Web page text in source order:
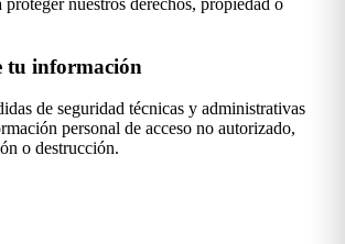
proteger nuestros derechos, propiedad o
tu información
de seguridad técnicas y administrativas
personal de acceso no autorizado,
o destrucción.